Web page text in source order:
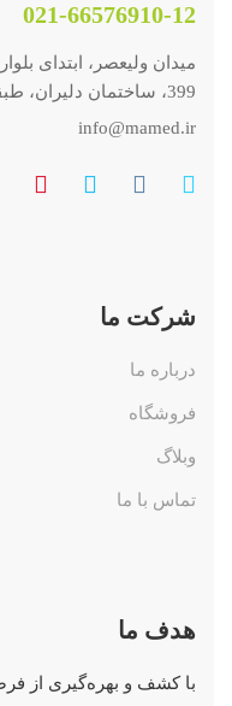
021-66576910-12
میدان ولیعصر، ابتدای
399، ساختمان دلیران، طبقه 5 جنوبی
info@mamed.ir
شرکت ما
درباره ما
فروشگاه
وبلاگ
تماس با ما
هدف ما
با کشف و بهره‌گیری از